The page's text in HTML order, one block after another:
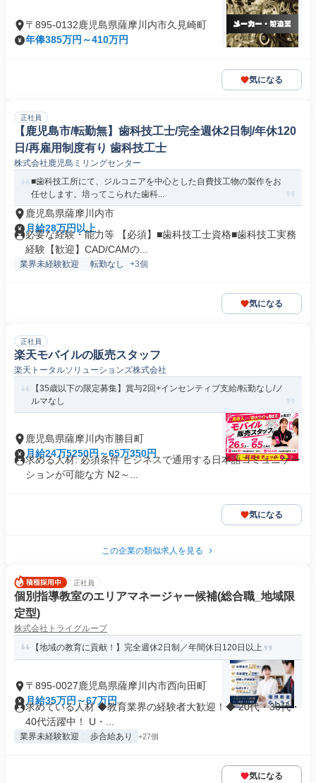
〒895-0132鹿児島県薩摩川内市久見崎町
年俸385万円～410万円
気になる
正社員
【鹿児島市/転勤無】歯科技工士/完全週休2日制/年休120
日/再雇用制度有り 歯科技工士
株式会社鹿児島ミリングセンター
■歯科技工所にて、ジルコニアを中心とした自費技工物の製作をお
任せします。培ってこられた歯科...
鹿児島県薩摩川内市
月給28万円以上
必要な経験・能力等 【必須】■歯科技工士資格■歯科技工実務
経験【歓迎】CAD/CAMの...
業界未経験歓迎 転勤なし +3個
気になる
正社員
楽天モバイルの販売スタッフ
楽天トータルソリューションズ株式会社
【35歳以下の限定募集】賞与2回+インセンティブ支給/転勤なし/ノ
ルマなし
鹿児島県薩摩川内市勝目町
月給24万5250円～65万350円
求める人材: 必須条件 ビジネスで通用する日本語コミュニケー
ションが可能な方 N2～...
気になる
この企業の類似求人を見る
正社員
個別指導教室のエリアマネージャー候補(総合職_地域限
定型)
株式会社トライグループ
【地域の教育に貢献！】完全週休2日制／年間休日120日以上
〒895-0027鹿児島県薩摩川内市西向田町
月給35万円～67万円
求めている人材 ◆教育業界の経験者大歓迎！◆ 20代・30代・
40代活躍中！ U・...
業界未経験歓迎 歩合給あり +27個
気になる